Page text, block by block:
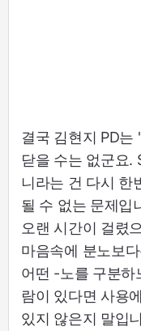
결국 김현지 PD는
닫을 수는 없군요.
니라는 건 다시 한
될 수 없는 문제입
오랜 시간이 걸렸
마음속에 분노보
어떤 -노를 구분하
람이 있다면 사용
있지 않은지 말입